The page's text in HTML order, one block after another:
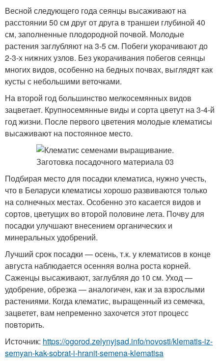
Весной следующего года сеянцы высаживают на
расстоянии 50 см друг от друга в траншеи глубиной 40
см, заполненные плодородной почвой. Молодые
растения заглубляют на 3-5 см. Побеги укорачивают до
2-3-х нижних узлов. Без укорачивания побегов сеянцы
многих видов, особенно на бедных почвах, выглядят как
кусты с небольшими веточками.
На второй год большинство мелкосемянных видов
зацветает. Крупносемянные виды и сорта цветут на 3-4-й
год жизни. После первого цветения молодые клематисы
высаживают на постоянное место.
Подбирая место для посадки клематиса, нужно учесть,
что в Беларуси клематисы хорошо развиваются только
на солнечных местах. Особенно это касается видов и
сортов, цветущих во второй половине лета. Почву для
посадки улучшают внесением органических и
минеральных удобрений.
Лучший срок посадки — осень, т.к. у клематисов в конце
августа наблюдается осенняя волна роста корней.
Саженцы высаживают, заглубляя до 10 см. Уход —
удобрение, обрезка — аналогичен, как и за взрослыми
растениями. Когда клематис, выращенный из семечка,
зацветет, вам непременно захочется этот процесс
повторить.
Источник: https://ogorod.zelynyjsad.info/novosti/klematis-iz-
semyan-kak-sobrat-i-hranit-semena-klematisa